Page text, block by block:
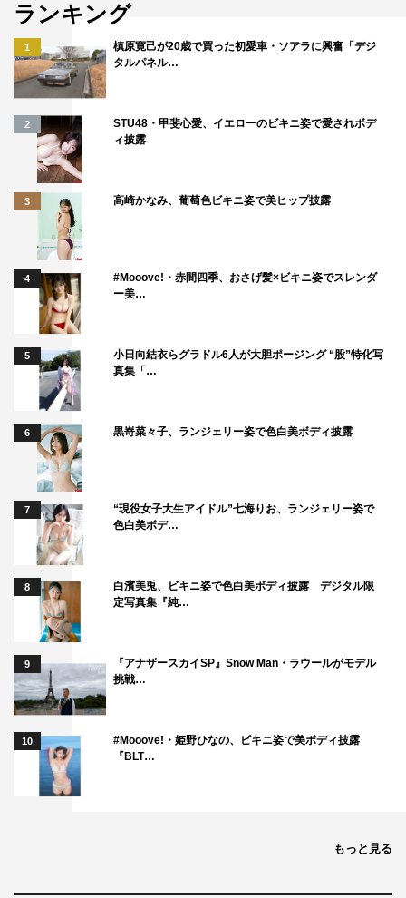
ランキング
1
槙原寛己が20歳で買った初愛車・ソアラに興奮「デジ
タルパネル…
2
STU48・甲斐心愛、イエローのビキニ姿で愛されボデ
ィ披露
3 高崎かなみ、葡萄色ビキニ姿で美ヒップ披露
4
#Mooove!・赤間四季、おさげ髪×ビキニ姿でスレンダ
ー美…
5
小日向結衣らグラドル6人が大胆ポージング “股”特化写
真集「…
6 黒嵜菜々子、ランジェリー姿で色白美ボディ披露
7
“現役女子大生アイドル”七海りお、ランジェリー姿で
色白美ボデ…
8
白濱美兎、ビキニ姿で色白美ボディ披露 デジタル限
定写真集『純…
9
『アナザースカイSP』Snow Man・ラウールがモデル
挑戦…
10
#Mooove!・姫野ひなの、ビキニ姿で美ボディ披露
『BLT…
もっと見る